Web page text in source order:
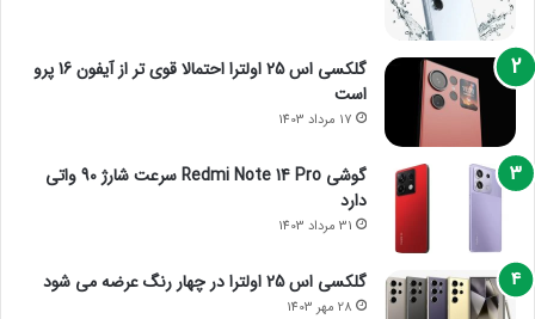
گلکسی اس 25 اولترا احتمالا قوی تر از آیفون 16 پرو
است
17 مرداد 1403
گوشی Redmi Note 14 Pro سرعت شارژ 90 واتی
دارد
31 مرداد 1403
گلکسی اس 25 اولترا در چهار رنگ عرضه می شود
28 مهر 1403